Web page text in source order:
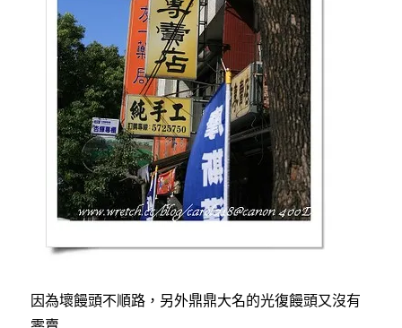
因為壞饅頭不順路，另外鼎鼎大名的光復饅頭又沒有